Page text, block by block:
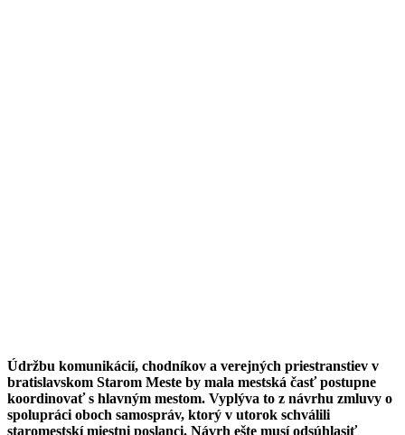
Údržbu komunikácií, chodníkov a verejných priestranstiev v
bratislavskom Starom Meste by mala mestská časť postupne
koordinovať s hlavným mestom. Vyplýva to z návrhu zmluvy o
spolupráci oboch samospráv, ktorý v utorok schválili
staromestskí miestni poslanci. Návrh ešte musí odsúhlasiť